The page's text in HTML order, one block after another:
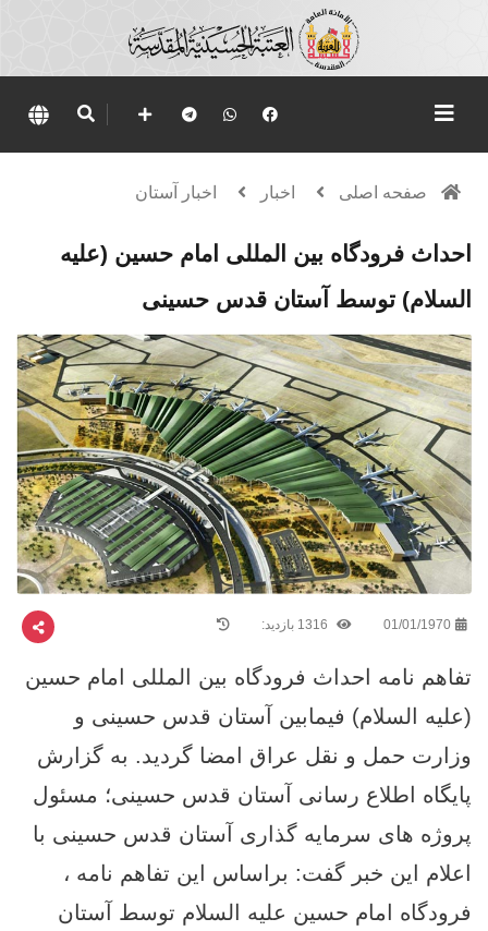
صفحه اصلی اخبار اخبار آستان
احداث فرودگاه بین المللی امام حسین (علیه
السلام) توسط آستان قدس حسینی
01/01/1970
تفاهم نامه احداث فرودگاه بین المللی امام حسین
(علیه السلام) فیمابین آستان قدس حسینی و
وزارت حمل و نقل عراق امضا گردید. به گزارش
پایگاه اطلاع رسانی آستان قدس حسینی؛ مسئول
پروژه های سرمایه گذاری آستان قدس حسینی با
اعلام این خبر گفت: براساس این تفاهم نامه ،
فرودگاه امام حسین علیه السلام توسط آستان